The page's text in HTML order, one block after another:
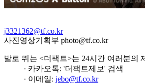
j3321362@tf.co.kr
사진영상기획부 photo@tf.co.kr
발로 뛰는 <더팩트>는 24시간 여러분의
· 카카오톡: '더팩트제보' 검색
· 이메일: jebo@tf.co.kr